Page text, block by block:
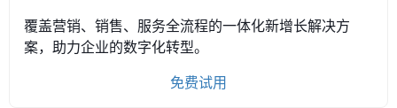
覆盖营销、销售、服务全流程的一体化新增长解决方
案，助力企业的数字化转型。
免费试用